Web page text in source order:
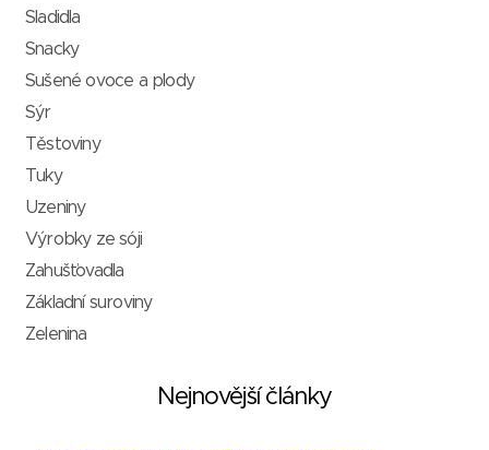
Sladidla
Snacky
Sušené ovoce a plody
Sýr
Těstoviny
Tuky
Uzeniny
Výrobky ze sóji
Zahušťovadla
Základní suroviny
Zelenina
Nejnovější články